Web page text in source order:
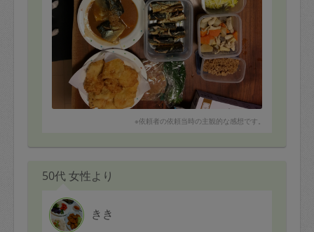
※依頼者の依頼当時の主観的な感想です。
50代 女性より
きき